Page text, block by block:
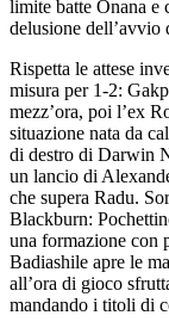
limite batte Onana e
delusione dell’avvio
Rispetta le attese
misura per 1-2:
mezz’ora, poi l’ex
situazione nata da
di destro di Darwin
un lancio di
che supera Radu.
Blackburn:
una formazione con
Badiashile apre le
all’ora di gioco
mandando i titoli di